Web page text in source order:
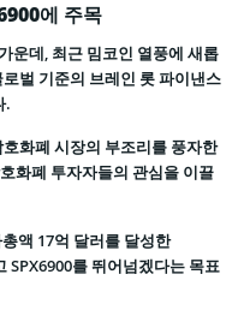
에 주목
운데, 최근 밈코인 열풍에 새롭
벌 기준의 브레인 롯 파이낸스
.
화폐 시장의 부조리를 풍자한
화폐 투자자들의 관심을 이끌
액 17억 달러를 달성한
SPX6900를 뛰어넘겠다는 목표